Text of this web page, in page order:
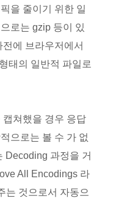
을 줄이기 위한 일
로는 gzip 등이 있
에 브라우저에서
태의 일반적 파일로
쳐했을 경우 응답
으로는 볼 수 가 없
Decoding 과정을 거
All Encodings 라
는 것으로서 자동으